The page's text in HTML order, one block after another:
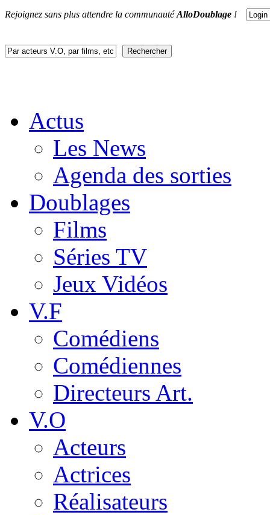
Rejoignez sans plus attendre la communautéAlloDoublage !
Actus
Les News
Agenda des sorties
Doublages
Films
Séries TV
Jeux Vidéos
V.F
Comédiens
Comédiennes
Directeurs Art.
V.O
Acteurs
Actrices
Réalisateurs